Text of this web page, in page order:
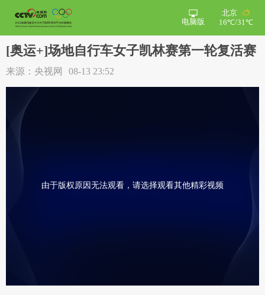
北京
16℃/31℃
电脑版
[奥运+]场地自行车女子凯林赛第一轮复活赛
来源：央视网 08-13 23:52
由于版权原因无法观看，请选择观看其他精彩视频